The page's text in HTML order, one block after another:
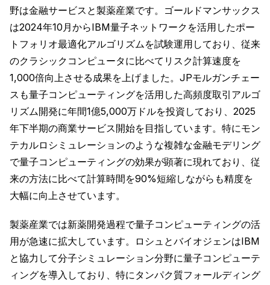
野は金融サービスと製薬産業です。ゴールドマンサックス
は2024年10月からIBM量子ネットワークを活用したポー
トフォリオ最適化アルゴリズムを試験運用しており、従来
のクラシックコンピュータに比べてリスク計算速度を
1,000倍向上させる成果を上げました。JPモルガンチェー
スも量子コンピューティングを活用した高頻度取引アルゴ
リズム開発に年間1億5,000万ドルを投資しており、2025
年下半期の商業サービス開始を目指しています。特にモン
テカルロシミュレーションのような複雑な金融モデリング
で量子コンピューティングの効果が顕著に現れており、従
来の方法に比べて計算時間を90%短縮しながらも精度を
大幅に向上させています。
製薬産業では新薬開発過程で量子コンピューティングの活
用が急速に拡大しています。ロシュとバイオジェンはIBM
と協力して分子シミュレーション分野に量子コンピューテ
ィングを導入しており、特にタンパク質フォールディング